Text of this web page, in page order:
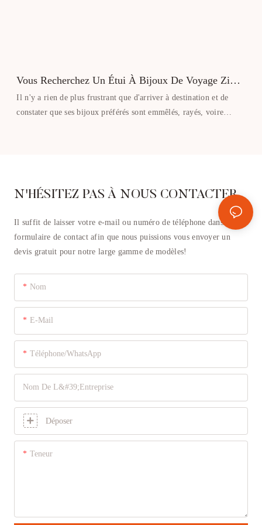
Vous Recherchez Un Étui À Bijoux De Voyage Zippé
Qui Allie Style Et Sécurité ?
Il n'y a rien de plus frustrant que d'arriver à destination et de
constater que ses bijoux préférés sont emmêlés, rayés, voire
élégance et modernité à une protection fiable, notre étui zippé est
l'accessoire indispensable à votre trousse de voyage.
N'HÉSITEZ PAS À NOUS CONTACTER
Il suffit de laisser votre e-mail ou numéro de téléphone dans le
formulaire de contact afin que nous puissions vous envoyer un
devis gratuit pour notre large gamme de modèles!
Nom
E-Mail
Téléphone/WhatsApp
Nom De L&#39;entreprise
Déposer
Teneur